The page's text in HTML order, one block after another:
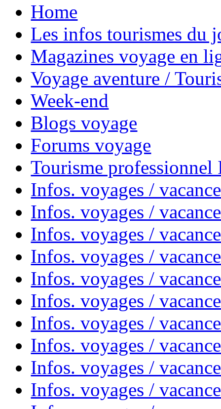
Home
Les infos tourismes du
Magazines voyage en
Voyage aventure /
Week-end
Blogs voyage
Forums voyage
Tourisme
Infos. voyages /
Infos. voyages /
Infos. voyages /
Infos. voyages /
Infos. voyages /
Infos. voyages /
Infos. voyages /
Infos. voyages /
Infos. voyages /
Infos. voyages /